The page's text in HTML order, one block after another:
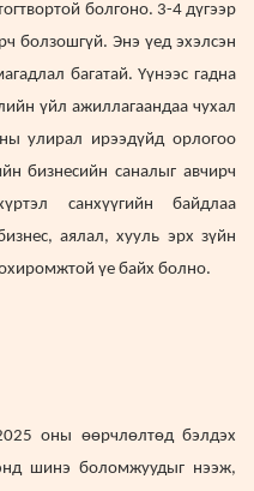
болгоно. 3-4 дүгээр
болзошгүй. Энэ үед эхэлсэн
багатай. Үүнээс гадна
үйл ажиллагаандаа чухал
улирал ирээдүйд орлогоо
бизнесийн саналыг авчирч
санхүүгийн байдлаа
аялал, хууль эрх зүйн
үе байх болно.
оны өөрчлөлтөд бэлдэх
шинэ боломжуудыг нээж,